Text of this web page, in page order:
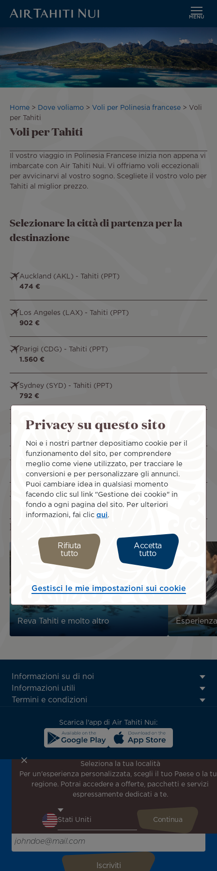
contenuto
principale
MENU
Briciole
di
pane
Home Dove voliamo Voli per Polinesia francese
Voli
per Tahiti
Voli per Tahiti
Il vostro viaggio in Polinesia Francese inizia non appena vi
imbarcate con Air Tahiti Nui. Vi offriamo voli eccezionali
per avvicinarvi al vostro sogno. Scegliete il vostro volo per
Tahiti al miglior prezzo.
Selezionare la città di partenza per la
destinazione
Auckland (AKL) - Tahiti (PPT)
474 €
Los Angeles (LAX) - Tahiti (PPT)
902 €
Parigi (CDG) - Tahiti (PPT)
1.560 €
Sydney (SYD) - Tahiti (PPT)
792 €
Tokyo, Narita (NRT) - Tahiti (PPT)
Roma (ROM) - Tahiti (PPT)
1.781 €
Per saperne di più...
Reva Tahiti e molto altro
ATN:
Footer
menu
Informazioni su di noi
Informazioni utili
Termini e condizioni
Scarica l'app di Air Tahiti Nui:
Iscriviti alla nostra newsletter per ricevere le ultime
notizie!
Ricevi per primo tutte le nostre offerte e promozioni
per il tuo prossimo viaggio!
Inserisci la tua email qui
Seleziona la tua località
Per un'esperienza personalizzata, scegli il tuo Paese o la
regione. Potrai accedere a offerte, pacchetti e servizi
espressamente dedicati a te.
Privacy su questo sito
Noi e i nostri partner depositiamo cookie per il
funzionamento del sito, per comprendere
meglio come viene utilizzato, per tracciare le
conversioni e per personalizzare gli annunci.
Puoi cambiare idea in qualsiasi momento
facendo clic sul link "Gestione dei cookie" in
fondo a ogni pagina del sito. Per ulteriori
informazioni, fai clicqui
Rifiuta
tutto
Accetta
tutto
Gestisci le mie impostazioni sui cookie